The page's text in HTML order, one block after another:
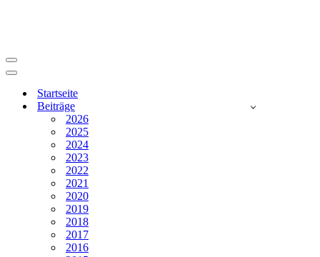
Navigationsmenü
Navigationsmenü
Startseite
Beiträge
2026
2025
2024
2023
2022
2021
2020
2019
2018
2017
2016